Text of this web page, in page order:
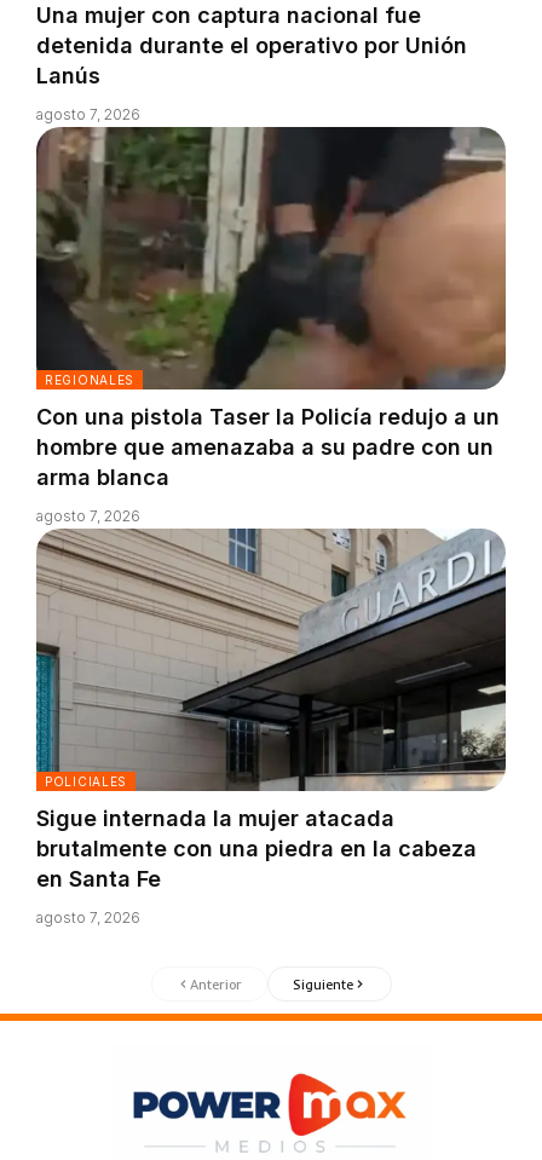
Una mujer con captura nacional fue
detenida durante el operativo por Unión
Lanús
agosto 7, 2026
REGIONALES
Con una pistola Taser la Policía redujo a un
hombre que amenazaba a su padre con un
arma blanca
agosto 7, 2026
POLICIALES
Sigue internada la mujer atacada
brutalmente con una piedra en la cabeza
en Santa Fe
agosto 7, 2026
Anterior Siguiente